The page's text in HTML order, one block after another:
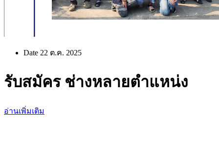
Date 22 ต.ค. 2025
รับสมัคร ช่างหลายตำแหน่ง
อ่านเพิ่มเติม